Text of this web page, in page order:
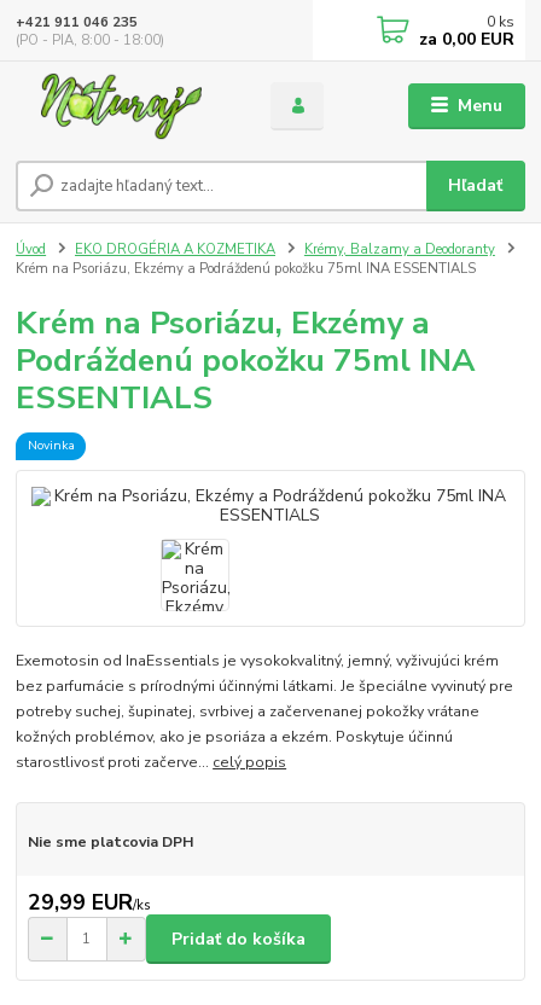
Menu
Hľadať
+421 911 046 235
(PO - PIA, 8:00 - 18:00)
0 ks
za 0,00 EUR
Úvod EKO DROGÉRIA A KOZMETIKA
Krémy, Balzamy a Deodoranty
Krém na Psoriázu, Ekzémy a Podráždenú pokožku 75ml INA ESSENTIALS
Krém na Psoriázu, Ekzémy a
Podráždenú pokožku 75ml INA
ESSENTIALS
Novinka
Exemotosin od InaEssentials je vysokokvalitný, jemný, vyživujúci krém
bez parfumácie s prírodnými účinnými látkami. Je špeciálne vyvinutý pre
potreby suchej, šupinatej, svrbivej a začervenanej pokožky vrátane
kožných problémov, ako je psoriáza a ekzém. Poskytuje účinnú
starostlivosť proti začerve... celý popis
Nie sme platcovia DPH
29,99 EUR/ks
Pridať do košíka